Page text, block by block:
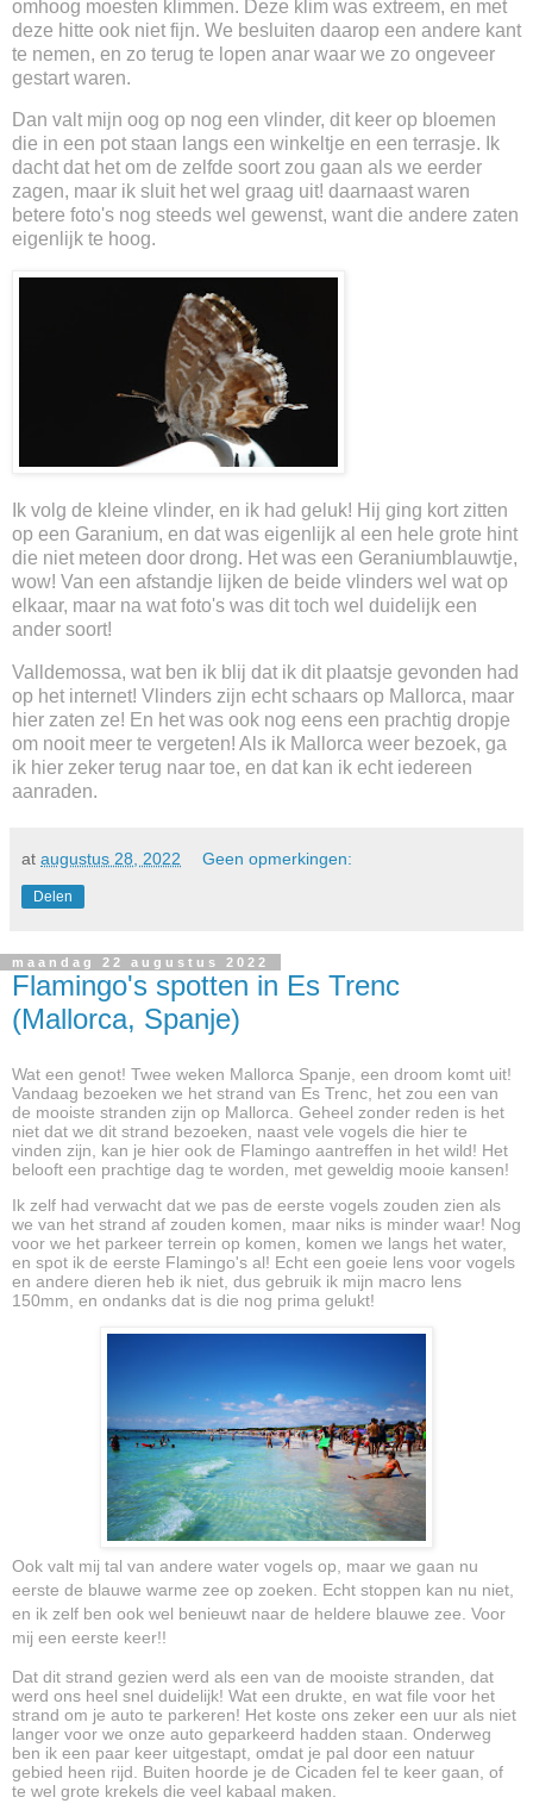
omhoog moesten klimmen. Deze klim was extreem, en met
deze hitte ook niet fijn. We besluiten daarop een andere kant
te nemen, en zo terug te lopen anar waar we zo ongeveer
gestart waren.
Dan valt mijn oog op nog een vlinder, dit keer op bloemen
die in een pot staan langs een winkeltje en een terrasje. Ik
dacht dat het om de zelfde soort zou gaan als we eerder
zagen, maar ik sluit het wel graag uit! daarnaast waren
betere foto's nog steeds wel gewenst, want die andere zaten
eigenlijk te hoog.
Ik volg de kleine vlinder, en ik had geluk! Hij ging kort zitten
op een Garanium, en dat was eigenlijk al een hele grote hint
die niet meteen door drong. Het was een Geraniumblauwtje,
wow! Van een afstandje lijken de beide vlinders wel wat op
elkaar, maar na wat foto's was dit toch wel duidelijk een
ander soort!
Valldemossa, wat ben ik blij dat ik dit plaatsje gevonden had
op het internet! Vlinders zijn echt schaars op Mallorca, maar
hier zaten ze! En het was ook nog eens een prachtig dropje
om nooit meer te vergeten! Als ik Mallorca weer bezoek, ga
ik hier zeker terug naar toe, en dat kan ik echt iedereen
aanraden.
at augustus 28, 2022 Geen opmerkingen:
Delen
maandag 22 augustus 2022
Flamingo's spotten in Es Trenc
(Mallorca, Spanje)
Wat een genot! Twee weken Mallorca Spanje, een droom komt uit!
Vandaag bezoeken we het strand van Es Trenc, het zou een van
de mooiste stranden zijn op Mallorca. Geheel zonder reden is het
niet dat we dit strand bezoeken, naast vele vogels die hier te
vinden zijn, kan je hier ook de Flamingo aantreffen in het wild! Het
belooft een prachtige dag te worden, met geweldig mooie kansen!
Ik zelf had verwacht dat we pas de eerste vogels zouden zien als
we van het strand af zouden komen, maar niks is minder waar! Nog
voor we het parkeer terrein op komen, komen we langs het water,
en spot ik de eerste Flamingo's al! Echt een goeie lens voor vogels
en andere dieren heb ik niet, dus gebruik ik mijn macro lens
150mm, en ondanks dat is die nog prima gelukt!
Ook valt mij tal van andere water vogels op, maar we gaan nu
eerste de blauwe warme zee op zoeken. Echt stoppen kan nu niet,
en ik zelf ben ook wel benieuwt naar de heldere blauwe zee. Voor
mij een eerste keer!!
Dat dit strand gezien werd als een van de mooiste stranden, dat
werd ons heel snel duidelijk! Wat een drukte, en wat file voor het
strand om je auto te parkeren! Het koste ons zeker een uur als niet
langer voor we onze auto geparkeerd hadden staan. Onderweg
ben ik een paar keer uitgestapt, omdat je pal door een natuur
gebied heen rijd. Buiten hoorde je de Cicaden fel te keer gaan, of
te wel grote krekels die veel kabaal maken.